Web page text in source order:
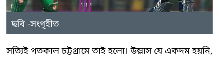
ছবি -সংগৃহীত
সত্যিই গতকাল চট্টগ্রামে তাই হলো। উল্লাস যে একদম হয়নি,